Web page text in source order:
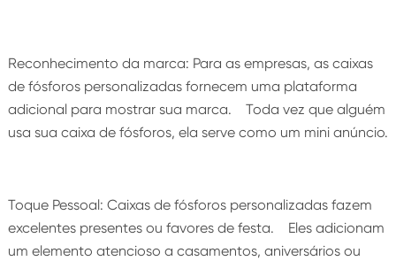
Reconhecimento da marca: Para as empresas, as caixas
de fósforos personalizadas fornecem uma plataforma
adicional para mostrar sua marca. Toda vez que alguém
usa sua caixa de fósforos, ela serve como um mini anúncio.
Toque Pessoal: Caixas de fósforos personalizadas fazem
excelentes presentes ou favores de festa. Eles adicionam
um elemento atencioso a casamentos, aniversários ou